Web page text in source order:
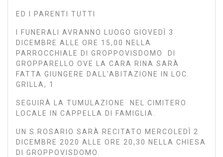
ED I PARENTI TUTTI
I FUNERALI AVRANNO LUOGO GIOVEDÌ 3
DICEMBRE ALLE ORE 15,00 NELLA
PARROCCHIALE DI GROPPOVISDOMO DI
GROPPARELLO OVE LA CARA RINA SARÀ
FATTA GIUNGERE DALL'ABITAZIONE IN LOC.
GRILLA, 1
SEGUIRÀ LA TUMULAZIONE NEL CIMITERO
LOCALE IN CAPPELLA DI FAMIGLIA.
UN S.ROSARIO SARÀ RECITATO MERCOLEDÌ 2
DICEMBRE 2020 ALLE ORE 20,30 NELLA CHIESA
DI GROPPOVISDOMO.